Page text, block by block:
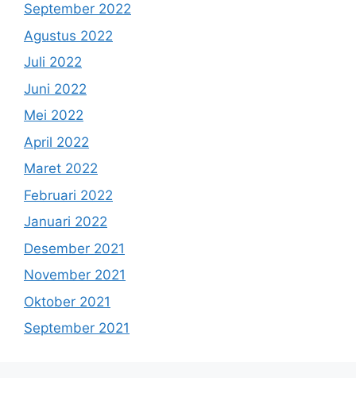
September 2022
Agustus 2022
Juli 2022
Juni 2022
Mei 2022
April 2022
Maret 2022
Februari 2022
Januari 2022
Desember 2021
November 2021
Oktober 2021
September 2021